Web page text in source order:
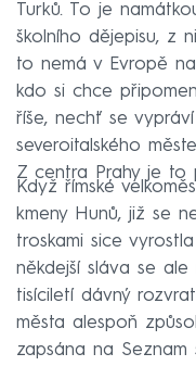
Turků. To je
školního dějepisu, z
to nemá v Evropě
kdo si chce
říše, nechť se
severoitalského
Z centra Prahy je to
Když římské
kmeny Hunů, již se
troskami sice
někdejší sláva se ale
tisíciletí dávný
města alespoň
zapsána na